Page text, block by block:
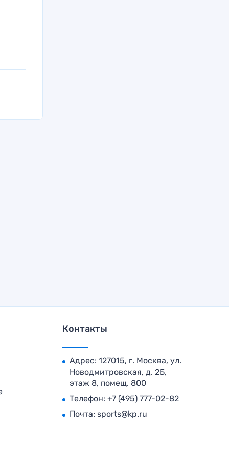
Контакты
Адрес: 127015, г. Москва, ул.
Новодмитровская, д. 2Б,
этаж 8, помещ. 800
Телефон: +7 (495) 777-02-82
Почта: sports@kp.ru